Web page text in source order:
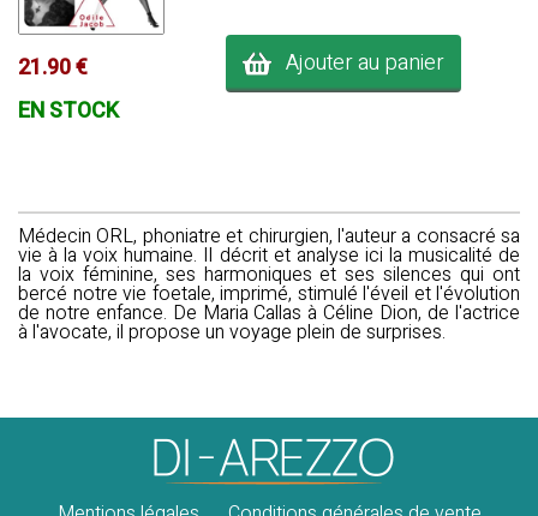
21.90 €
EN STOCK
Ajouter au panier
Médecin ORL, phoniatre et chirurgien, l'auteur a consacré sa
vie à la voix humaine. Il décrit et analyse ici la musicalité de
la voix féminine, ses harmoniques et ses silences qui ont
bercé notre vie foetale, imprimé, stimulé l'éveil et l'évolution
de notre enfance. De Maria Callas à Céline Dion, de l'actrice
à l'avocate, il propose un voyage plein de surprises.